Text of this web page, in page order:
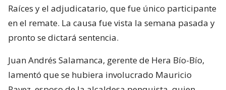
Raíces y el adjudicatario, que fue único participante
en el remate. La causa fue vista la semana pasada y
pronto se dictará sentencia.
Juan Andrés Salamanca, gerente de Hera Bío-Bío,
lamentó que se hubiera involucrado Mauricio